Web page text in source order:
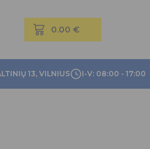
13, VILNIUS I-V: 08:00 - 17:00